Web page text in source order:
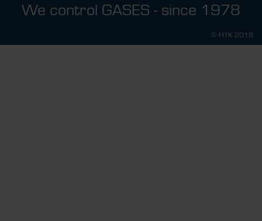
We control GASES - since 1978
© HTK 2018